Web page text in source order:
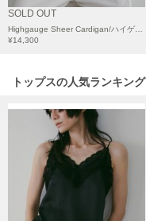
LAATO
ラート
ルコックスポルティフ
LeSportsac
レスポートサック
LILY BROWN
リリーブラウン
SOLD OUT
¥14,300
トップスの人気ランキング